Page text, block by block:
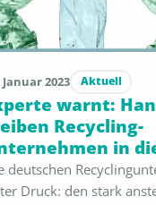
Erweiterung der
Januar 2023 Aktuell
warnt:
Recycling-
in
deutschen
Druck: den stark